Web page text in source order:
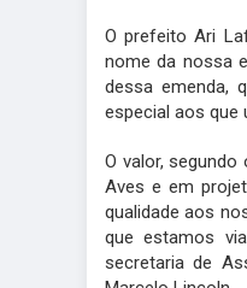
O prefeito Ari
nome da nossa
dessa emenda,
especial aos que
O valor,
Aves e em
qualidade aos
que estamos
secretaria de